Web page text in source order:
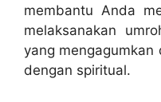
membantu Anda
melaksanakan
yang mengagumkan
dengan spiritual.